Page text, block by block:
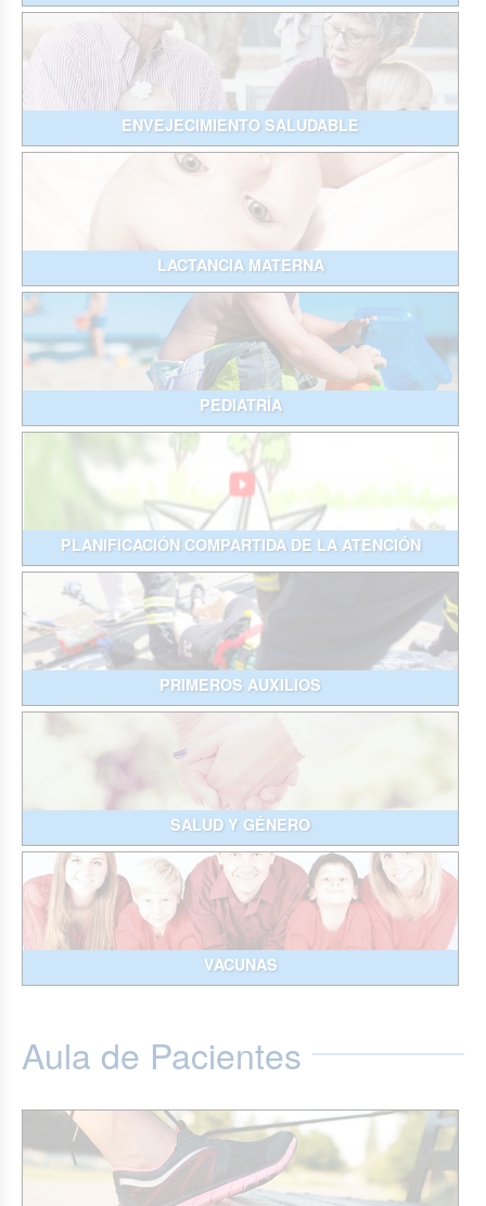
ENVEJECIMIENTO SALUDABLE
LACTANCIA MATERNA
PEDIATRÍA
PLANIFICACIÓN COMPARTIDA DE LA ATENCIÓN
PRIMEROS AUXILIOS
SALUD Y GÉNERO
VACUNAS
Aula de Pacientes